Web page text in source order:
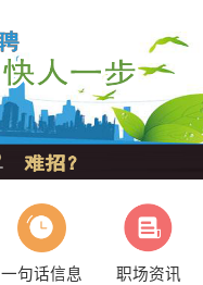
一句话信息 职场资讯